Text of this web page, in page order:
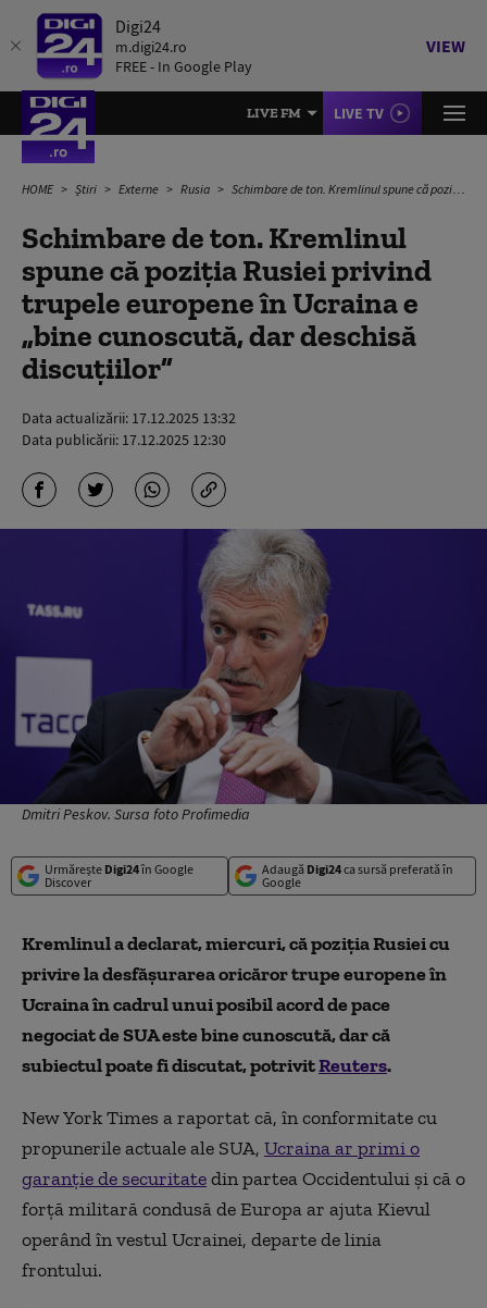
Digi24
m.digi24.ro
FREE - In Google Play
VIEW
LIVE FM LIVE TV
HOME Știri Externe Rusia Schimbare de ton. Kremlinul spune că poziția Rusiei privind trupele europene în Ucraina e „bine cunoscută, dar deschisă discuțiilor”
Schimbare de ton. Kremlinul
spune că poziția Rusiei privind
trupele europene în Ucraina e
„bine cunoscută, dar deschisă
discuțiilor”
Data actualizării: 17.12.2025 13:32
Data publicării: 17.12.2025 12:30
Dmitri Peskov. Sursa foto Profimedia
Urmărește Digi24în Google
Discover
Adaugă Digi24ca sursă preferată în
Google
Kremlinul a declarat, miercuri, că poziția Rusiei cu
privire la desfășurarea oricăror trupe europene în
Ucraina în cadrul unui posibil acord de pace
negociat de SUA este bine cunoscută, dar că
subiectul poate fi discutat, potrivitReuters.
New York Times a raportat că, în conformitate cu
propunerile actuale ale SUA, Ucraina ar primi o
garanție de securitatedin partea Occidentului și că o
forță militară condusă de Europa ar ajuta Kievul
operând în vestul Ucrainei, departe de linia
frontului.